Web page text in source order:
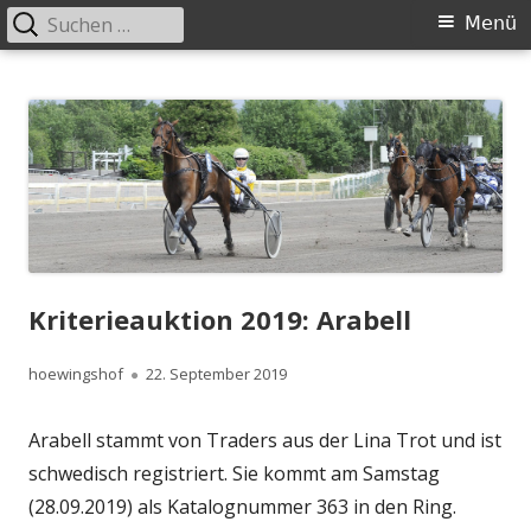
zum
Inhalt
Primäres
Menü
Suchen
nach:
Kriterieauktion 2019: Arabell
Autor
hoewingshof
Veröffentlicht
22. September 2019
Arabell stammt von Traders aus der Lina Trot und ist
schwedisch registriert. Sie kommt am Samstag
(28.09.2019) als Katalognummer 363 in den Ring.